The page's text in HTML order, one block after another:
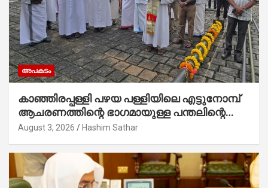
അപകടം
കാഞ്ഞിരപ്പള്ളി പഴയ പള്ളിയിലെ എട്ടുനോമ്പ്
ആചരണത്തിന്റെ ഭാഗമായുള്ള പന്തലിന്റെ
കാൽനാട്ട് കർമ്മം ആർച്ച് പ്രീസ്റ്റ് വെരി.
August 3, 2026 Hashim Sathar